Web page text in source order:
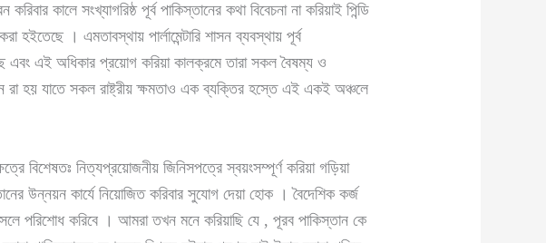
কালে সংখ্যাগরিষ্ঠ পূর্ব পাকিস্তানের কথা বিবেচনা না করিয়াই পিন্ডি
। এমতাবস্থায় পার্লামেন্টারি শাসন ব্যবস্থায় পূর্ব
এবং এই অধিকার প্রয়োগ করিয়া কালক্রমে তারা সকল বৈষম্য ও
রা হয় যাতে সকল রাষ্ট্রীয় ক্ষমতাও এক ব্যক্তির হস্তে এই একই অঞ্চলে
বিশেষতঃ নিত্যপ্রয়োজনীয় জিনিসপত্রে স্বয়ংসম্পূর্ণ করিয়া গড়িয়া
উন্নয়ন কার্যে নিয়োজিত করিবার সুযোগ দেয়া হোক । বৈদেশিক কর্জ
পরিশোধ করিবে । আমরা তখন মনে করিয়াছি যে , পূরব পাকিস্তান কে